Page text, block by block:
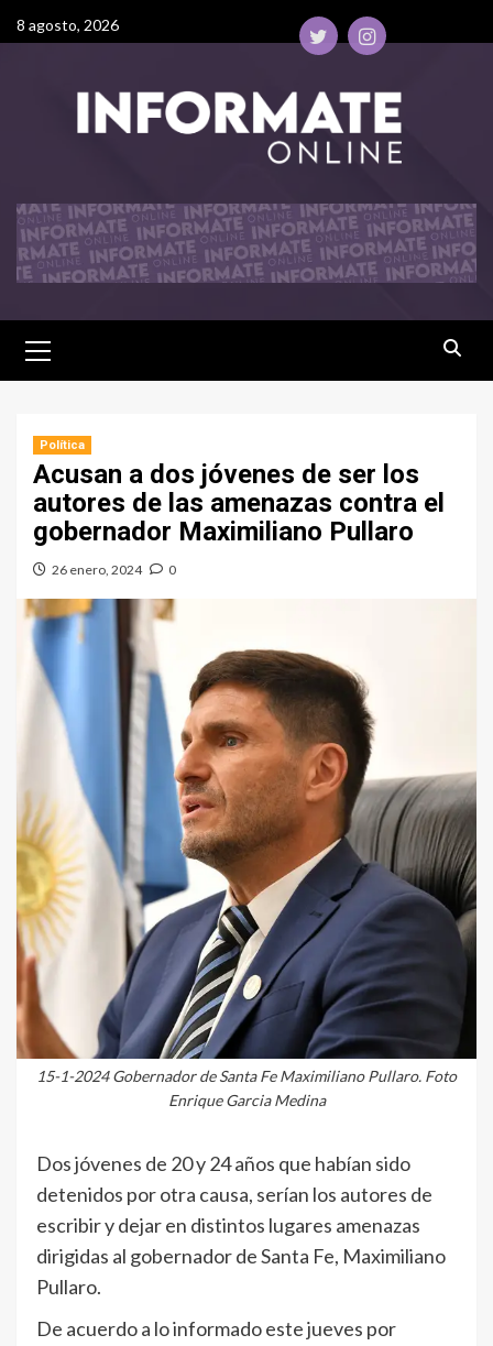
8 agosto, 2026
Política
Acusan a dos jóvenes de ser los
autores de las amenazas contra el
gobernador Maximiliano Pullaro
26 enero, 2024 0
15-1-2024 Gobernador de Santa Fe Maximiliano Pullaro. Foto
Enrique Garcia Medina
Dos jóvenes de 20 y 24 años que habían sido
detenidos por otra causa, serían los autores de
escribir y dejar en distintos lugares amenazas
dirigidas al gobernador de Santa Fe, Maximiliano
Pullaro.
De acuerdo a lo informado este jueves por